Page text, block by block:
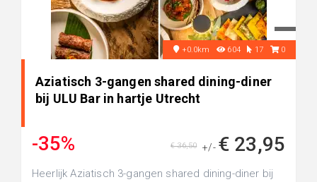
+0.0km 604 17 0
Aziatisch 3-gangen shared dining-diner
bij ULU Bar in hartje Utrecht
-35% +/- € 23,95
€ 36,50
Heerlijk Aziatisch 3-gangen shared dining-diner bij